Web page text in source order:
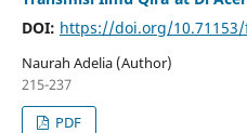
DOI: https://doi.org/
Naurah Adelia (Author)
215-237
PDF